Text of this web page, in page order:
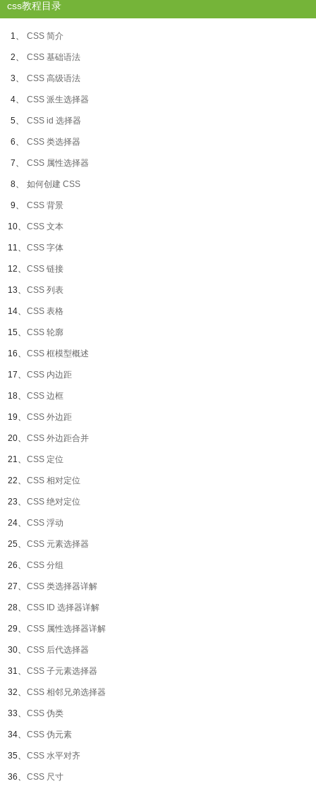
css教程目录
1、 CSS 简介
2、 CSS 基础语法
3、 CSS 高级语法
4、 CSS 派生选择器
5、 CSS id 选择器
6、 CSS 类选择器
7、 CSS 属性选择器
8、 如何创建 CSS
9、 CSS 背景
10、 CSS 文本
11、 CSS 字体
12、 CSS 链接
13、 CSS 列表
14、 CSS 表格
15、 CSS 轮廓
16、 CSS 框模型概述
17、 CSS 内边距
18、 CSS 边框
19、 CSS 外边距
20、 CSS 外边距合并
21、 CSS 定位
22、 CSS 相对定位
23、 CSS 绝对定位
24、 CSS 浮动
25、 CSS 元素选择器
26、 CSS 分组
27、 CSS 类选择器详解
28、 CSS ID 选择器详解
29、 CSS 属性选择器详解
30、 CSS 后代选择器
31、 CSS 子元素选择器
32、 CSS 相邻兄弟选择器
33、 CSS 伪类
34、 CSS 伪元素
35、 CSS 水平对齐
36、 CSS 尺寸